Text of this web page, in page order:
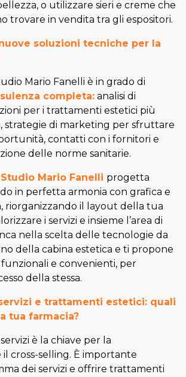
o utilizzare sieri e creme che
trovare in vendita tra gli espositori.
soluzioni tecniche per la
Mario Fanelli è in grado di
completa: analisi di
per i trattamenti estetici più
strategie di marketing per sfruttare
contatti con i fornitori e
delle norme sanitarie.
Studio Mario Fanelli progetta
in perfetta armonia con grafica e
riorganizzando il layout della tua
i servizi e insieme l’area di
nella scelta delle tecnologie da
della cabina estetica e ti propone
funzionali e convenienti, per
della stessa.
e trattamenti estetici: quali
tua farmacia?
è la chiave per la
cross-selling. È importante
dei servizi e offrire trattamenti